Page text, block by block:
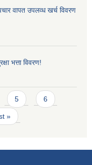
वापत उपलव्ध खर्च विवरण
भत्ता विवरण!
5 6
»